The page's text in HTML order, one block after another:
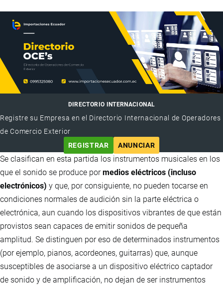
DIRECTORIO INTERNACIONAL
Registre su Empresa en el Directorio Internacional de Operadores
de Comercio Exterior
REGISTRAR
ANUNCIAR
Se clasifican en esta partida los instrumentos musicales en los
que el sonido se produce pormedios eléctricos (incluso
electrónicos) y que, por consiguiente, no pueden tocarse en
condiciones normales de audición sin la parte eléctrica o
electrónica, aun cuando los dispositivos vibrantes de que están
provistos sean capaces de emitir sonidos de pequeña
amplitud. Se distinguen por eso de determinados instrumentos
(por ejemplo, pianos, acordeones, guitarras) que, aunque
susceptibles de asociarse a un dispositivo eléctrico captador
de sonido y de amplificación, no dejan de ser instrumentos